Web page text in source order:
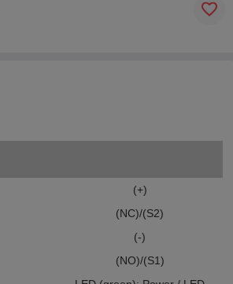
(+)
(NC)/(S2)
(-)
(NO)/(S1)